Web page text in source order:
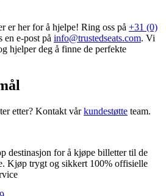
er her for å hjelpe! Ring oss på +31 (0)
en e‑post på info@trustedseats.com. Vi
hjelper deg å finne de perfekte
etter? Kontakt vårkundestøtte team.
destinasjon for å kjøpe billetter til de
Kjøp trygt og sikkert 100% offisielle